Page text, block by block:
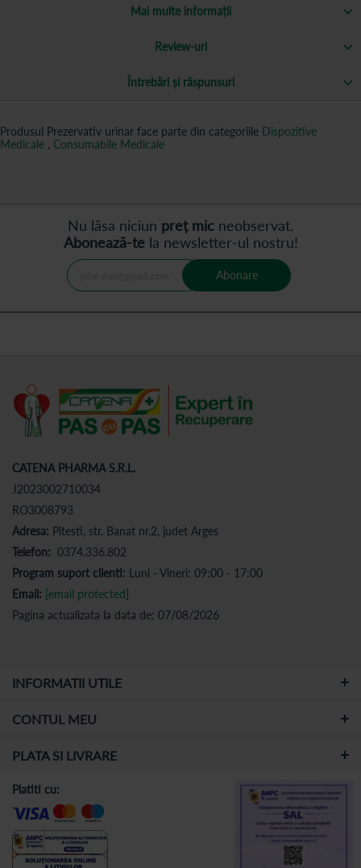
Mai multe informații
Review-uri
Întrebări și răspunsuri
Produsul Prezervativ urinar face parte din categoriile Dispozitive
Medicale , Consumabile Medicale
Nu lăsa niciun preț mic neobservat.
Abonează-tela newsletter-ul nostru!
Abonare
CATENA PHARMA S.R.L.
J2023002710034
RO3008793
Adresa: Pitesti, str. Banat nr.2, judet Arges
Telefon: 0374.336.802
Program suport clienti: Luni - Vineri: 09:00 - 17:00
Email: [email protected]
Pagina actualizata la data de: 07/08/2026
INFORMATII UTILE
CONTUL MEU
PLATA SI LIVRARE
Platiti cu: